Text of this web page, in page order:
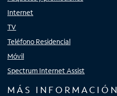
Internet
TV
Teléfono Residencial
Móvil
Spectrum Internet Assist
MÁS INFORMACIÓN